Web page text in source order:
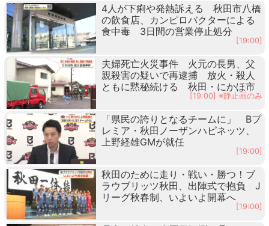
4人が下痢や発熱訴える 秋田市八橋
の飲食店、カンピロバクターによる
食中毒 3日間の営業停止処分
[19:00]
夫婦死亡火災事件 火元の長男、父
親殺害の疑いで再逮捕 放火・殺人
ともに黙秘続ける 秋田・にかほ市
[19:00] ※静止画のみ
「県民の誇りとなるチームに」 Bプ
レミア・秋田ノーザンハピネッツ、
上野経雄GMが就任
[19:00]
秋田のために走り・戦い・勝つ！ブ
ラウブリッツ秋田、出陣式で抱負 J
リーグ秋春制、いよいよ開幕へ
[19:00]